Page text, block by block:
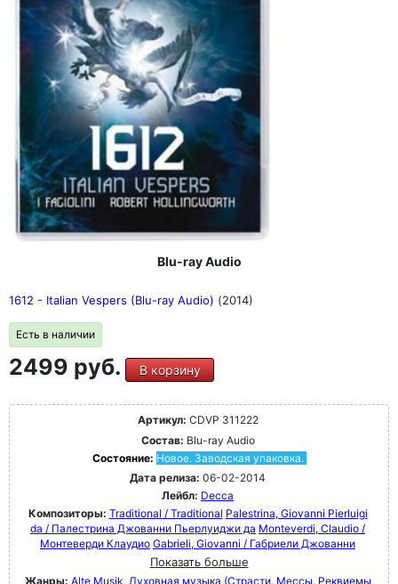
Blu-ray Audio
1612 - Italian Vespers (Blu-ray Audio) (2014)
Есть в наличии
2499 руб. В корзину
Артикул: CDVP 311222
Состав: Blu-ray Audio
Состояние: Новое. Заводская упаковка.
Дата релиза: 06-02-2014
Лейбл: Decca
Композиторы: Traditional / Traditional Palestrina, Giovanni Pierluigi
da / Палестрина Джованни Пьерлуиджи да Monteverdi, Claudio /
Монтеверди Клаудио Gabrieli, Giovanni / Габриели Джованни
Показать больше
Жанры: Alte Musik Духовная музыка (Страсти, Мессы, Реквиемы